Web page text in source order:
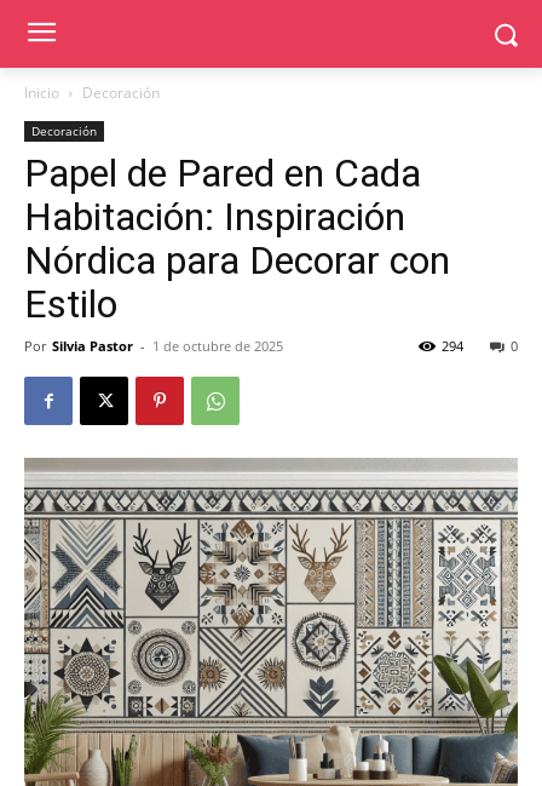
Inicio Decoración
Decoración
Papel de Pared en Cada
Habitación: Inspiración
Nórdica para Decorar con
Estilo
Por Silvia Pastor - 1 de octubre de 2025 0
294